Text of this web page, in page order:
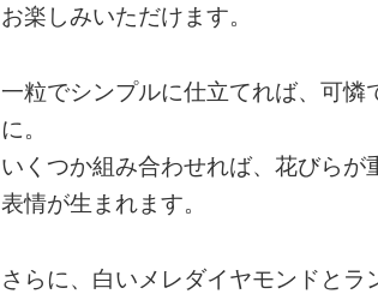
お楽しみいただけます。
一粒でシンプルに仕立てれば、可
に。
いくつか組み合わせれば、花びら
表情が生まれます。
さらに、白いメレダイヤモンドと